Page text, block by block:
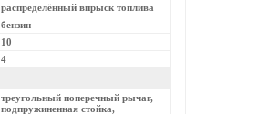
распределённый впрыск топлива
бензин
10
4
треугольный поперечный рычаг,
подпружиненная стойка,